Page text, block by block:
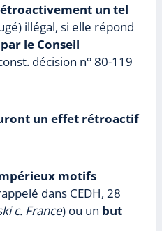
un tel
illégal, si elle répond
le Conseil
décision n° 80-119
un effet rétroactif
motifs
dans CEDH, 28
c. France) ou un but